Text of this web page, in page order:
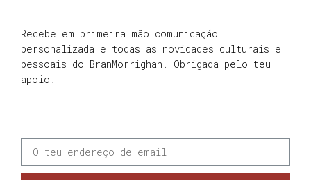
Recebe em primeira mão comunicação
personalizada e todas as novidades culturais e
pessoais do BranMorrighan. Obrigada pelo teu
apoio!